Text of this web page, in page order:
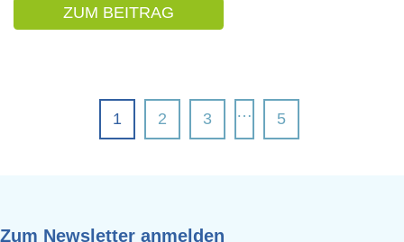
ZUM BEITRAG
1 2 3 … 5
Zum Newsletter anmelden